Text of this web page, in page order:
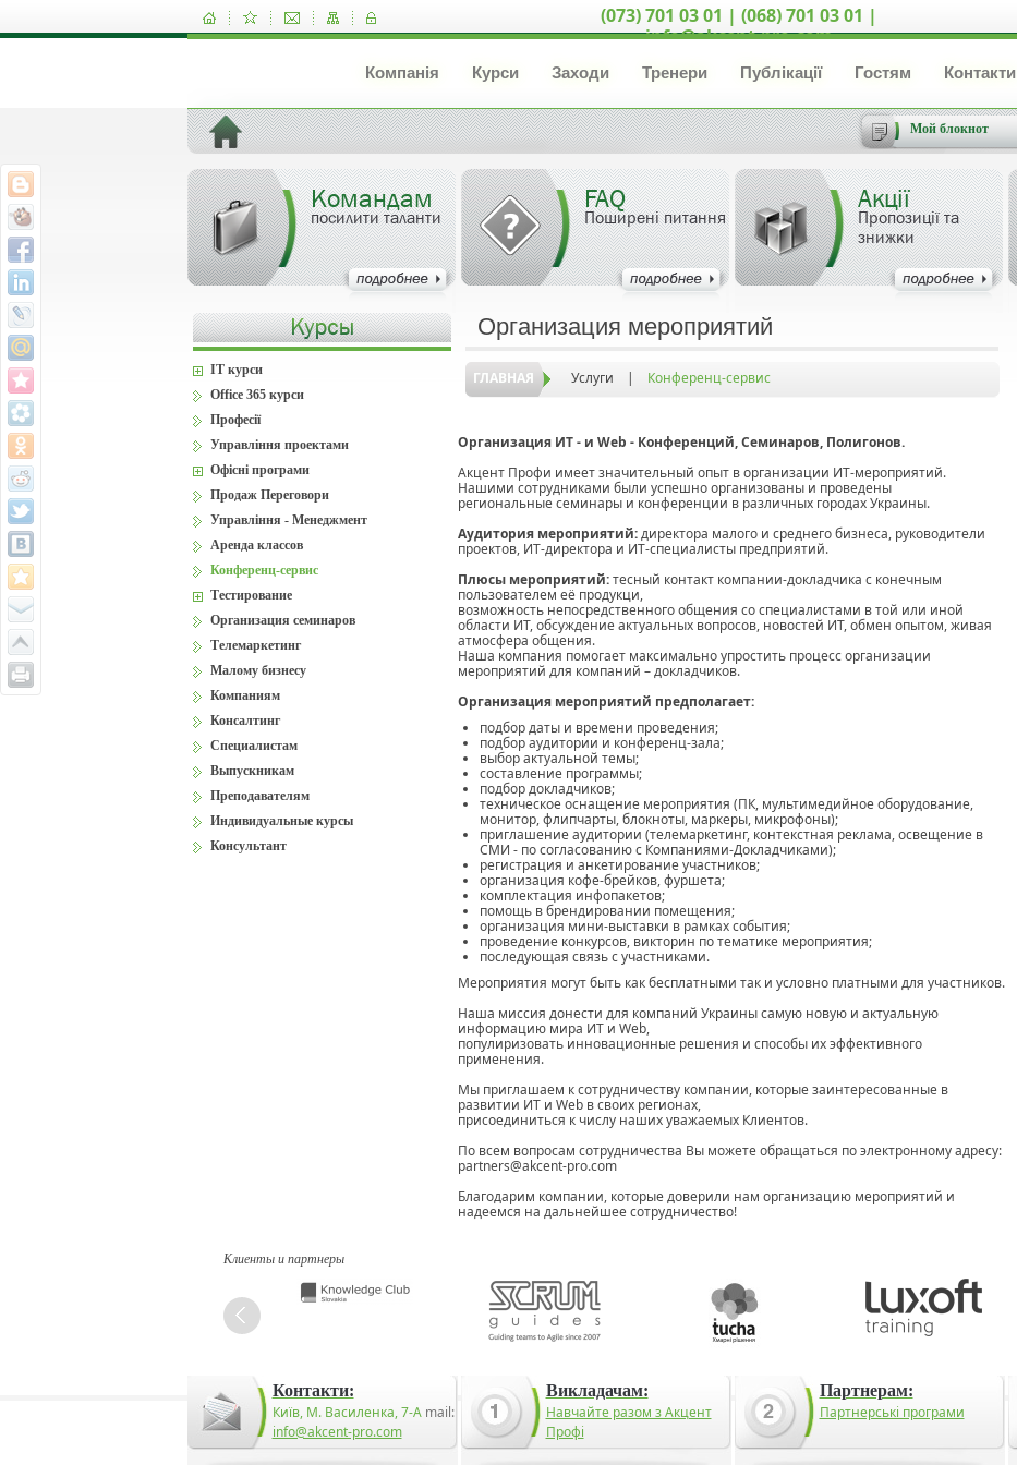
(073) 701 03 01 | (068) 701 03 01 |
info@akcent-pro.com
Компанія Курси Заходи Тренери Публікації Гостям Контакти
Мой блокнот
Командам
посилити таланти
FAQ
Поширені питання
Акції
Пропозиції та
знижки
Организация мероприятий
ГЛАВНАЯ Услуги | Конференц-сервис
Организация ИТ - и Web - Конференций, Семинаров, Полигонов.
Акцент Профи имеет значительный опыт в организации ИТ-мероприятий.
Нашими сотрудниками были успешно организованы и проведены
региональные семинары и конференции в различных городах Украины.
Аудитория мероприятий:директора малого и среднего бизнеса, руководители
проектов, ИТ-директора и ИТ-специалисты предприятий.
Плюсы мероприятий:тесный контакт компании-докладчика с конечным
пользователем её продукци,
возможность непосредственного общения со специалистами в той или иной
области ИТ, обсуждение актуальных вопросов, новостей ИТ, обмен опытом, живая
атмосфера общения.
Наша компания помогает максимально упростить процесс организации
мероприятий для компаний – докладчиков.
Организация мероприятий предполагает:
подбор даты и времени проведения;
подбор аудитории и конференц-зала;
выбор актуальной темы;
составление программы;
подбор докладчиков;
техническое оснащение мероприятия (ПК, мультимедийное оборудование,
монитор, флипчарты, блокноты, маркеры, микрофоны);
приглашение аудитории (телемаркетинг, контекстная реклама, освещение в
СМИ - по согласованию с Компаниями-Докладчиками);
регистрация и анкетирование участников;
организация кофе-брейков, фуршета;
комплектация инфопакетов;
помощь в брендировании помещения;
организация мини-выставки в рамках события;
проведение конкурсов, викторин по тематике мероприятия;
последующая связь с участниками.
Мероприятия могут быть как бесплатными так и условно платными для участников.
Наша миссия донести для компаний Украины самую новую и актуальную
информацию мира ИТ и Web,
популиризовать инновационные решения и способы их эффективного
применения.
Мы приглашаем к сотрудничеству компании, которые заинтересованные в
развитии ИТ и Web в своих регионах,
присоединиться к числу наших уважаемых Клиентов.
По всем вопросам сотрудничества Вы можете обращаться по электронному адресу:
partners@akcent-pro.com
Благодарим компании, которые доверили нам организацию мероприятий и
надеемся на дальнейшее сотрудничество!
IT курси
Office 365 курси
Професії
Управління проектами
Офісні програми
Продаж Переговори
Управління - Менеджмент
Аренда классов
Конференц-сервис
Тестирование
Организация семинаров
Телемаркетинг
Малому бизнесу
Компаниям
Консалтинг
Специалистам
Выпускникам
Преподавателям
Индивидуальные курсы
Консультант
Клиенты и партнеры
Контакти:
Київ, М. Василенка, 7-Аmail:
info@akcent-pro.com
Викладачам:
Навчайте разом з Акцент
Профі
Партнерам:
Партнерські програми